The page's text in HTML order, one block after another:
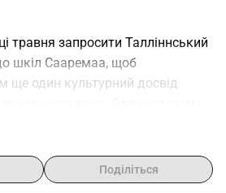
травня запросити Талліннський
шкіл Сааремаа, щоб
ще один культурний досвід
щоб покрити витрати на
МТЮ Пойде Пасунакоор, і
Талліннського
Поділіться